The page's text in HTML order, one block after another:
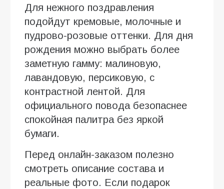
Для нежного поздравления
подойдут кремовые, молочные и
пудрово-розовые оттенки. Для дня
рождения можно выбрать более
заметную гамму: малиновую,
лавандовую, персиковую, с
контрастной лентой. Для
официального повода безопаснее
спокойная палитра без яркой
бумаги.
Перед онлайн-заказом полезно
смотреть описание состава и
реальные фото. Если подарок